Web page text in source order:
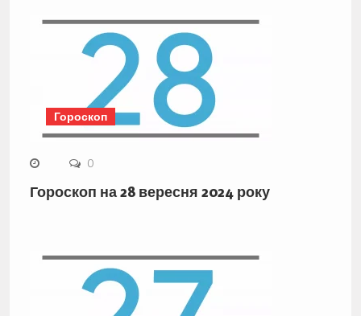
Гороскоп
0
Гороскоп на 28 вересня 2024 року